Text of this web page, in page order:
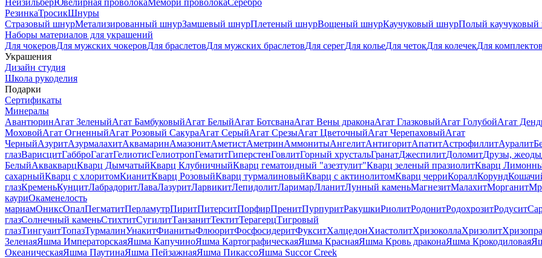
НейзильберЮвелирная проволокаМемори проволокаСеребро
РезинкаТросикШнуры
Стразовый шнурМетализированный шнурЗамшевый шнурПлетеный шнурВощеный шнурКаучуковый шнурПолый
Наборы материалов для украшений
Для чокеровДля мужских чокеровДля браслетовДля мужских браслетовДля серегДля кольеДля четокДля колечекДля
Украшения
Дизайн студия
Школа рукоделия
Подарки
Сертификаты
Минералы
АвантюринАгат ЗеленыйАгат БамбуковыйАгат БелыйАгат БотсванаАгат Вены драконаАгат ГлазковыйАгат ГолубойАгат
МоховойАгат ОгненныйАгат Розовый СакураАгат СерыйАгат СрезыАгат ЦветочныйАгат ЧерепаховыйАгат
ЧерныйАзуритАзурмалахитАквамаринАмазонитАметистАметринАммонитыАнгелитАнтигоритАпатитАстрофиллитАуралит
глазВарисцитГабброГагатГелиотисГелиотропГематитГиперстенГовлитГорный хрустальГранатДжеспилитДоломитДрузы, жеоды
БелыйАквакварцКварц ДымчатыйКварц КлубничныйКварц гематоидный "азезтулит"Кварц зеленый празиолитКварц
сахарныйКварц с хлоритомКианитКварц РозовыйКварц турмалиновыйКварц с актинолитомКварц черриКораллКорунд
глазКременьКунцитЛабрадоритЛаваЛазуритЛарвикитЛепидолитЛаримарЛланитЛунный каменьМагнезитМалахитМорганит
кауриОкаменелость
мариамОниксОпалПегматитПерламутрПиритПитерситПорфирПренитПурпуритРакушкиРиолитРодонитРодохрозитРодусит
глазСолнечный каменьСтихтитСугилитТанзанитТектитТерагерцТигровый
глазТингуаитТопазТурмалинУнакитФианитыФлюоритФосфосидеритФукситХалцедонХиастолитХризоколлаХризолит
ЗеленаяЯшма ИмператорскаяЯшма КапучиноЯшма КартографическаяЯшма КраснаяЯшма Кровь драконаЯшма Крокодиловая
ОкеаническаяЯшма ПаутинаЯшма ПейзажнаяЯшма ПикассоЯшма Succor Creek